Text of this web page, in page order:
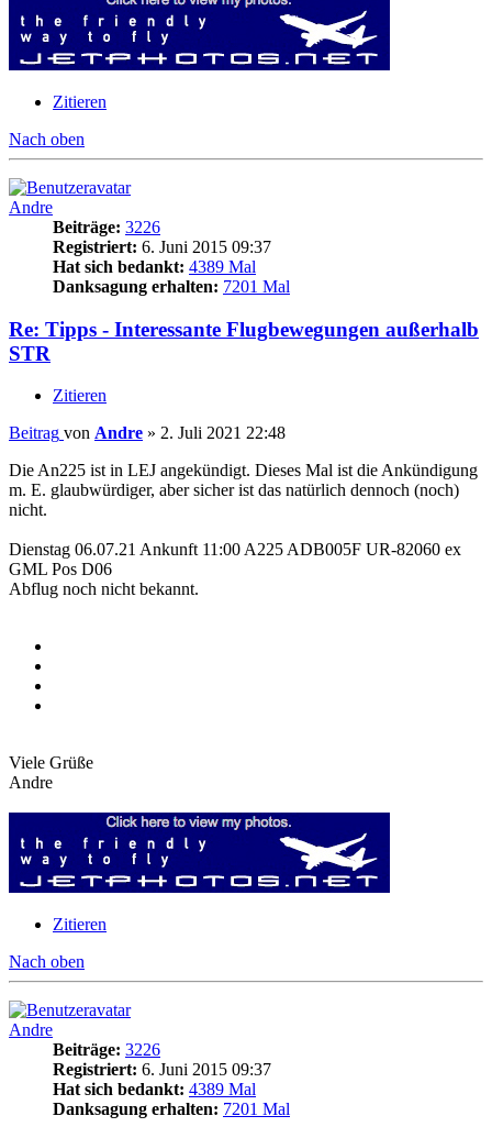
Zitieren
Nach oben
Andre
Beiträge: 3226
Registriert: 6. Juni 2015 09:37
Hat sich bedankt: 4389 Mal
Danksagung erhalten: 7201 Mal
Re: Tipps - Interessante Flugbewegungen außerhalb
STR
Zitieren
Beitrag von Andre » 2. Juli 2021 22:48
Die An225 ist in LEJ angekündigt. Dieses Mal ist die Ankündigung
m. E. glaubwürdiger, aber sicher ist das natürlich dennoch (noch)
nicht.
Dienstag 06.07.21 Ankunft 11:00 A225 ADB005F UR-82060 ex
GML Pos D06
Abflug noch nicht bekannt.
Viele Grüße
Andre
Zitieren
Nach oben
Andre
Beiträge: 3226
Registriert: 6. Juni 2015 09:37
Hat sich bedankt: 4389 Mal
Danksagung erhalten: 7201 Mal